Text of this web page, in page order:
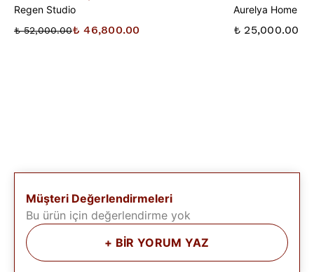
Regen Studio
₺ 52,000.00₺ 46,800.00
Aurelya Home
₺ 25,000.00
Müşteri Değerlendirmeleri
Bu ürün için değerlendirme yok
+ BİR YORUM YAZ